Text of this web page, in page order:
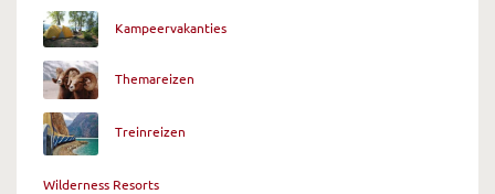
Kampeervakanties
Themareizen
Treinreizen
Wilderness Resorts